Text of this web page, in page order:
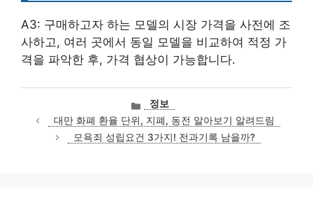
A3: 구매하고자 하는 모델의 시장 가격을 사전에 조
사하고, 여러 곳에서 동일 모델을 비교하여 적정 가
격을 파악한 후, 가격 협상이 가능합니다.
카
테
고
리
정보
대만 화폐 환율 단위, 지폐, 동전 알아보기 알려드림
모욕죄 성립요건 3가지! 전과기록 남을까?